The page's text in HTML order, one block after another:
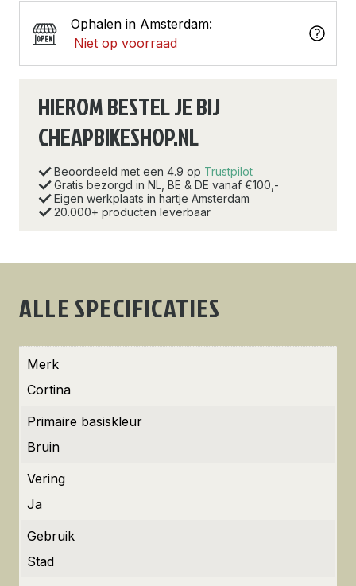
Ophalen in Amsterdam:
Niet op voorraad
HIEROM BESTEL JE BIJ
CHEAPBIKESHOP.NL
Beoordeeld met een 4.9 op Trustpilot
Gratis bezorgd in NL, BE & DE vanaf €100,-
Eigen werkplaats in hartje Amsterdam
20.000+ producten leverbaar
ALLE SPECIFICATIES
Merk
Cortina
Primaire basiskleur
Bruin
Vering
Ja
Gebruik
Stad